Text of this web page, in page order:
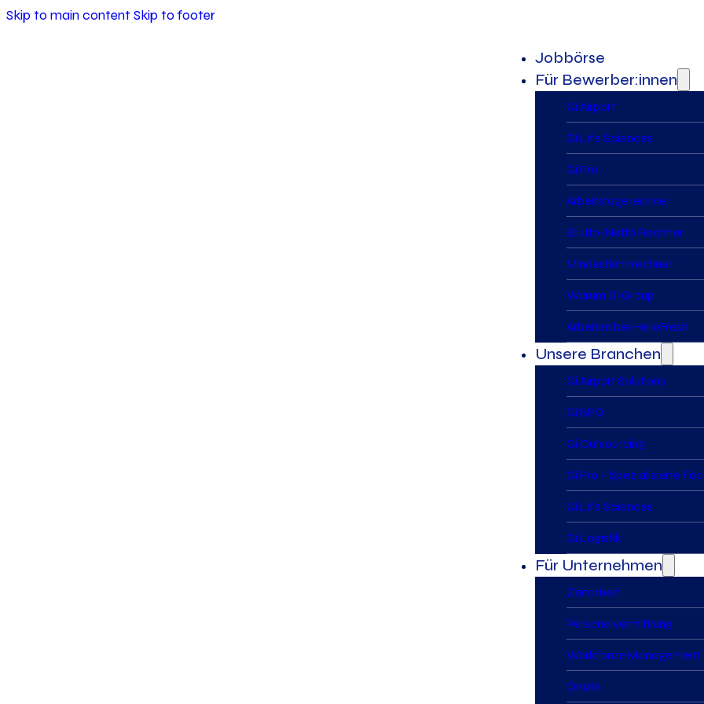
Skip to main content Skip to footer
Jobbörse
Für Bewerber:innen
Gi Airport
Gi Life Sciences
Gi Pro
Arbeitstagerechner
Brutto-Netto Rechner
Mindestlohnrechner
Warum Gi Group
Arbeiten bei HelloFresh
Unsere Branchen
Gi Airport Solutions
Gi BPO
Gi Outsourcing
Gi Pro – Spezialisierte
Gi Life Sciences
Gi Logistik
Für Unternehmen
Zeitarbeit
Personalvermittlung
Workforce Management
Onsite